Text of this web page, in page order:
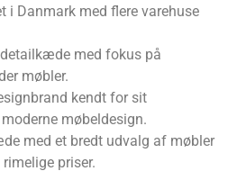
i Danmark med flere varehuse
med fokus på
møbler.
kendt for sit
møbeldesign.
med et bredt udvalg af møbler
priser.